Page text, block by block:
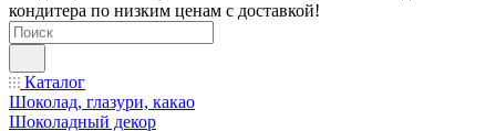
кондитера по низким ценам с доставкой!
Каталог
Шоколад, глазури, какао
Шоколадный декор